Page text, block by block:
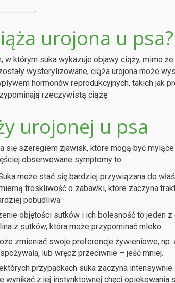
urojona u psa?
w którym suka wykazuje objawy ciąży, mimo
wysterylizowane, ciąża urojona może
hormonów reprodukcyjnych, takich jak
rzeczywistą ciążę.
urojonej u psa
się szeregiem zjawisk, które mogą być
obserwowane symptomy to:
może stać się bardziej przywiązana do
troskliwość o zabawki, które zaczyna
pobudliwa.
objętości sutków i ich bolesność to jeden z
z sutków, która może przypominać mleko.
zmieniać swoje preferencje żywieniowe,
lub wręcz przeciwnie – jeść mniej.
przypadkach suka zaczyna
wynikać z jej instynktownej chęci opiekowania